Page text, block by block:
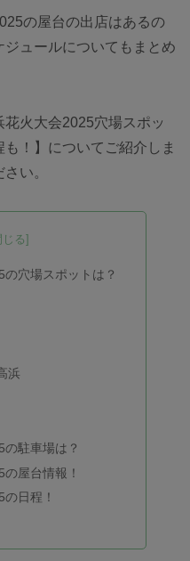
の屋台の出店はあるの
ュールについてもまとめ
火大会2025穴場スポッ
！】についてご紹介しま
い。
穴場スポットは？
浜
駐車場は？
屋台情報！
日程！